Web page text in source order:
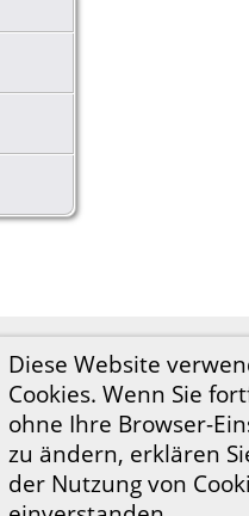
Diese Website
Cookies. Wenn Sie
ohne Ihre Browser-
zu ändern, erklären
der Nutzung von